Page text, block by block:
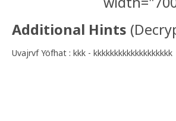
Additional Hints (
Uvajrvf Yöfhat : kkk - kkkkkkkkkkkkkkkkkkk